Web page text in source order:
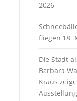
2026
fliegen 18.
Die Stadt
Barbara
Kraus